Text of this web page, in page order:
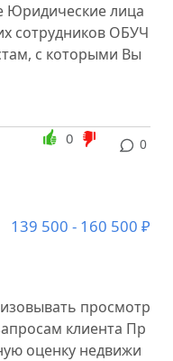
Юридические лица
сотрудников ОБУЧ
с которыми Вы
0
0
139 500 - 160 500 ₽
просмотр
клиента Пр
оценку недвижи